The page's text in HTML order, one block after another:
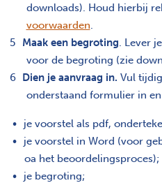
downloads). Houd hierbij
voorwaarden.
Maak een begroting. Lever
voor de begroting (zie
Dien je aanvraag in. Vul
onderstaand formulier in
je voorstel als pdf,
je voorstel in Word (voor
oa het beoordelingsproces);
je begroting;